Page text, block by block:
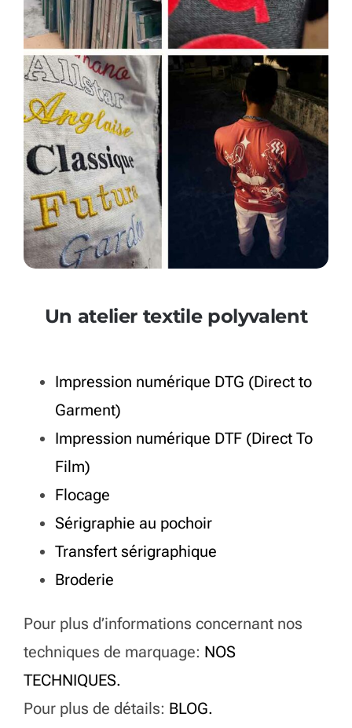
Un atelier textile polyvalent
Impression numérique DTG (Direct to
Garment)
Impression numérique DTF (Direct To
Film)
Flocage
Sérigraphie au pochoir
Transfert sérigraphique
Broderie
Pour plus d’informations concernant nos